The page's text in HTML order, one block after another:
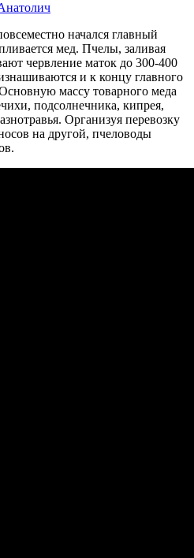
начался главный
мед. Пчелы, заливая
червление маток до 300-400
и к концу главного
мас­су товарного меда
подсол­нечника, кипрея,
Организуя перевозку
на другой, пчеловоды